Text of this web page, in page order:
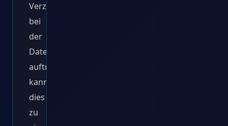
Verzögerungen
bei
der
Datenbankabfrage
auftreten,
kann
dies
zu